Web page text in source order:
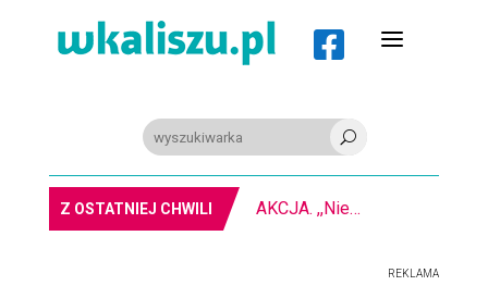
 a
U
Z OSTATNIEJ CHWILI PIŁKA RĘCZNA. Nowa bramkarka Szczypiorna. Grała w Norwegii
REKLAMA